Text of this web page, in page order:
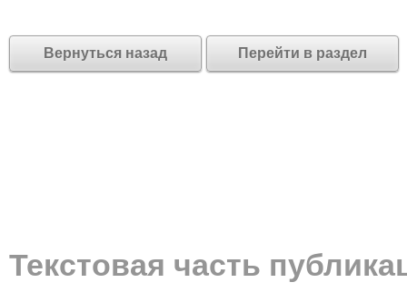
Вернуться назад Перейти в раздел
Текстовая часть